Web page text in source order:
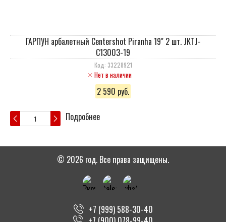
ГАРПУН арбалетный Centershot Piranha 19" 2 шт. JKTJ-
C13003-19
Код: 33228921
Нет в наличии
2 590 руб.
Подробнее
© 2026 год. Все права защищены.
+7 (999) 588-30-40